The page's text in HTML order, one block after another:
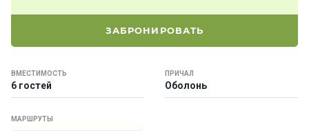
ЗАБРОНИРОВАТЬ
ВМЕСТИМОСТЬ
6 гостей
ПРИЧАЛ
Оболонь
МАРШРУТЫ
т